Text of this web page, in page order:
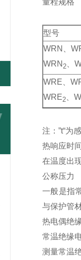
量程规格
型号
WRN、
WRN 2 、
WRE、
WRE2 、
注：”t“为
热响应时
在温度出
公称压力
一般是指
与保护管
热电偶绝
常温绝缘
测量常温